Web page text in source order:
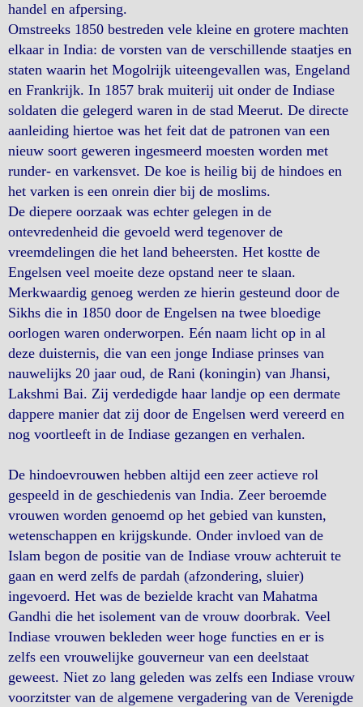
handel en afpersing.
Omstreeks 1850 bestreden vele kleine en grotere machten
elkaar in India: de vorsten van de verschillende staatjes en
staten waarin het Mogolrijk uiteengevallen was, Engeland
en Frankrijk. In 1857 brak muiterij uit onder de Indiase
soldaten die gelegerd waren in de stad Meerut. De directe
aanleiding hiertoe was het feit dat de patronen van een
nieuw soort geweren ingesmeerd moesten worden met
runder- en varkensvet. De koe is heilig bij de hindoes en
het varken is een onrein dier bij de moslims.
De diepere oorzaak was echter gelegen in de
ontevredenheid die gevoeld werd tegenover de
vreemdelingen die het land beheersten. Het kostte de
Engelsen veel moeite deze opstand neer te slaan.
Merkwaardig genoeg werden ze hierin gesteund door de
Sikhs die in 1850 door de Engelsen na twee bloedige
oorlogen waren onderworpen. Eén naam licht op in al
deze duisternis, die van een jonge Indiase prinses van
nauwelijks 20 jaar oud, de Rani (koningin) van Jhansi,
Lakshmi Bai. Zij verdedigde haar landje op een dermate
dappere manier dat zij door de Engelsen werd vereerd en
nog voortleeft in de Indiase gezangen en verhalen.
De hindoevrouwen hebben altijd een zeer actieve rol
gespeeld in de geschiedenis van India. Zeer beroemde
vrouwen worden genoemd op het gebied van kunsten,
wetenschappen en krijgskunde. Onder invloed van de
Islam begon de positie van de Indiase vrouw achteruit te
gaan en werd zelfs de pardah (afzondering, sluier)
ingevoerd. Het was de bezielde kracht van Mahatma
Gandhi die het isolement van de vrouw doorbrak. Veel
Indiase vrouwen bekleden weer hoge functies en er is
zelfs een vrouwelijke gouverneur van een deelstaat
geweest. Niet zo lang geleden was zelfs een Indiase vrouw
voorzitster van de algemene vergadering van de Verenigde